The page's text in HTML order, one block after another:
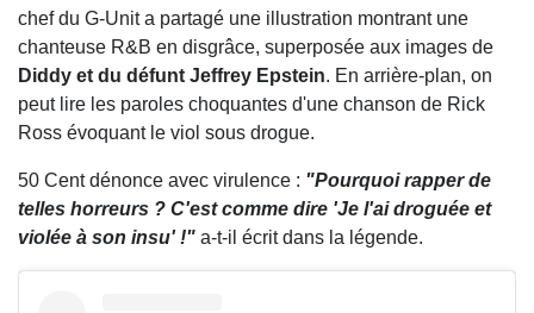
chef du G-Unit a partagé une illustration montrant une
chanteuse R&B en disgrâce, superposée aux images de
Diddy et du défunt Jeffrey Epstein. En arrière-plan, on
peut lire les paroles choquantes d'une chanson de Rick
Ross évoquant le viol sous drogue.
50 Cent dénonce avec virulence : "Pourquoi rapper de
telles horreurs ? C'est comme dire 'Je l'ai droguée et
violée à son insu' !" a-t-il écrit dans la légende.